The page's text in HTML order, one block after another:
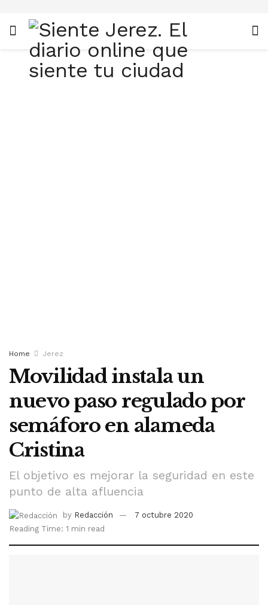
Home Jerez
Movilidad instala un
nuevo paso regulado por
semáforo en alameda
Cristina
El objetivo es mejorar la seguridad en este
punto de alta afluencia
by Redacción
7 octubre 2020
Reading Time: 1 min read